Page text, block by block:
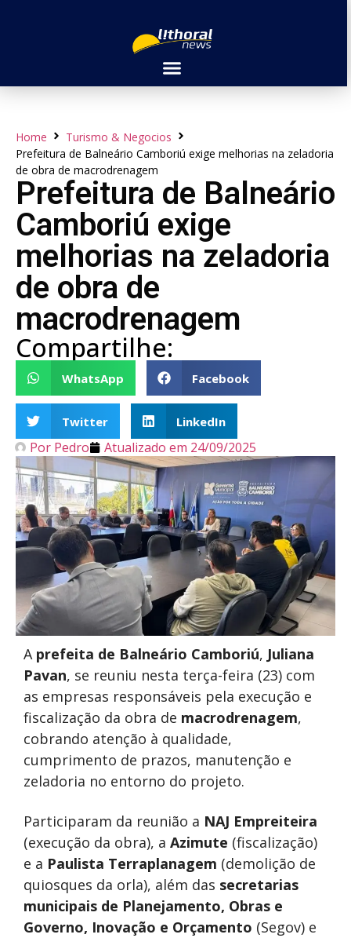
Home
Turismo & Negocios
Prefeitura de Balneário Camboriú exige melhorias na zeladoria
de obra de macrodrenagem
Prefeitura de Balneário
Camboriú exige
melhorias na zeladoria
de obra de
macrodrenagem
Compartilhe:
WhatsApp Facebook
Twitter LinkedIn
Por Pedro Atualizado em 24/09/2025
A prefeita de Balneário Camboriú, Juliana
Pavan, se reuniu nesta terça-feira (23) com
as empresas responsáveis pela execução e
fiscalização da obra de macrodrenagem,
cobrando atenção à qualidade,
cumprimento de prazos, manutenção e
zeladoria no entorno do projeto.
Participaram da reunião a NAJ Empreiteira
(execução da obra), a Azimute (fiscalização)
e a Paulista Terraplanagem (demolição de
quiosques da orla), além das secretarias
municipais de Planejamento, Obras e
Governo, Inovação e Orçamento (Segov) e